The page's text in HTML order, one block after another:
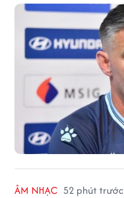
ÂM NHẠC 52 phút trước